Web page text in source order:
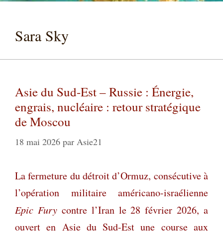
Sara Sky
Asie du Sud-Est – Russie : Énergie,
engrais, nucléaire : retour stratégique
de Moscou
18 mai 2026 par Asie21
La fermeture du détroit d’Ormuz, consécutive à
l’opération militaire américano-israélienne
Epic Furycontre l’Iran le 28 février 2026, a
ouvert en Asie du Sud-Est une course aux